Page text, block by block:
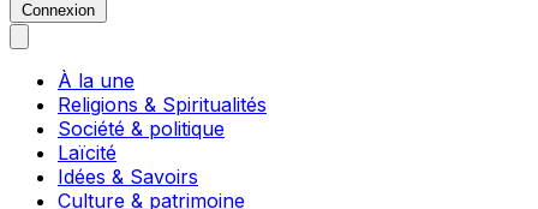
Connexion
À la une
Religions & Spiritualités
Société & politique
Laïcité
Idées & Savoirs
Culture & patrimoine